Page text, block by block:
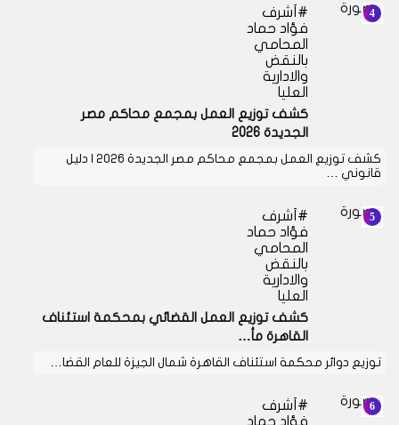
أشرف
فؤاد حماد
المحامي
بالنقض
والادارية
العليا
كشف توزيع العمل بمجمع محاكم مصر
الجديدة 2026
كشف توزيع العمل بمجمع محاكم مصر الجديدة 2026 | دليل
قانوني …
أشرف
فؤاد حماد
المحامي
بالنقض
والادارية
العليا
كشف توزيع العمل القضائي بمحكمة استئناف
القاهرة مأ…
توزيع دوائر محكمة استئناف القاهرة شمال الجيزة للعام القضا…
أشرف
فؤاد حماد